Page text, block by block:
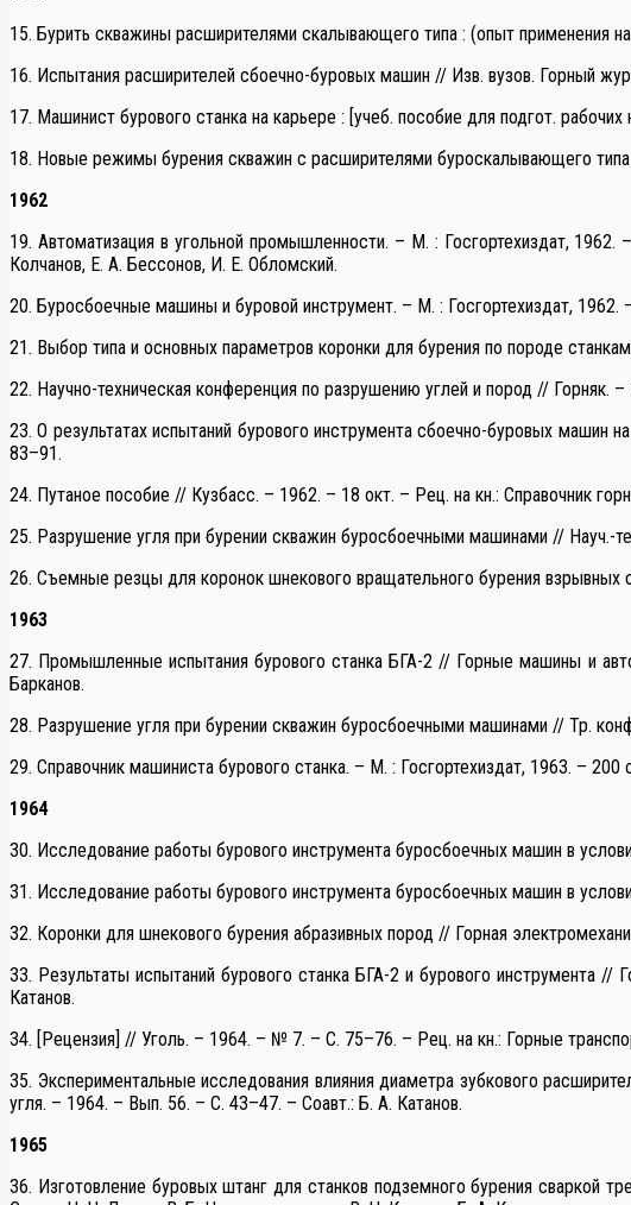
15. Бурить скважины расширителями скалывающего типа : (опыт применения
16. Испытания расширителей сбоечно-буровых машин // Изв. вузов. Горный
17. Машинист бурового станка на карьере : [учеб. пособие для подгот.
18. Новые режимы бурения скважин с расширителями буроскалывающего
1962
19. Автоматизация в угольной промышленности. – М. : Госгортехиздат,
Колчанов, Е. А. Бессонов, И. Е. Обломский.
20. Буросбоечные машины и буровой инструмент. – М. : Госгортехиздат,
21. Выбор типа и основных параметров коронки для бурения по породе
22. Научно-техническая конференция по разрушению углей и пород // Горняк.
23. О результатах испытаний бурового инструмента сбоечно-буровых
83–91.
24. Путаное пособие // Кузбасс. – 1962. – 18 окт. – Рец. на кн.: Справочник
25. Разрушение угля при бурении скважин буросбоечными машинами // Науч.-
26. Съемные резцы для коронок шнекового вращательного бурения
1963
27. Промышленные испытания бурового станка БГА-2 // Горные машины и
Барканов.
28. Разрушение угля при бурении скважин буросбоечными машинами // Тр.
29. Справочник машиниста бурового станка. – М. : Госгортехиздат, 1963. – 200
1964
30. Исследование работы бурового инструмента буросбоечных машин в
31. Исследование работы бурового инструмента буросбоечных машин в
32. Коронки для шнекового бурения абразивных пород // Горная
33. Результаты испытаний бурового станка БГА-2 и бурового
Катанов.
34. [Рецензия] // Уголь. – 1964. – № 7. – С. 75–76. – Рец. на кн.: Горные
35. Экспериментальные исследования влияния диаметра зубкового
угля. – 1964. – Вып. 56. – С. 43–47. – Соавт.: Б. А. Катанов.
1965
36. Изготовление буровых штанг для станков подземного бурения